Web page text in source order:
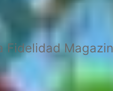
Fidelidad